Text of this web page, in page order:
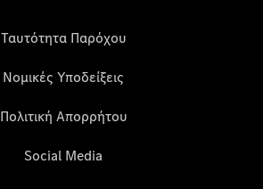
Ταυτότητα Παρόχου
Νομικές Υποδείξεις
Πολιτική Απορρήτου
Social Media